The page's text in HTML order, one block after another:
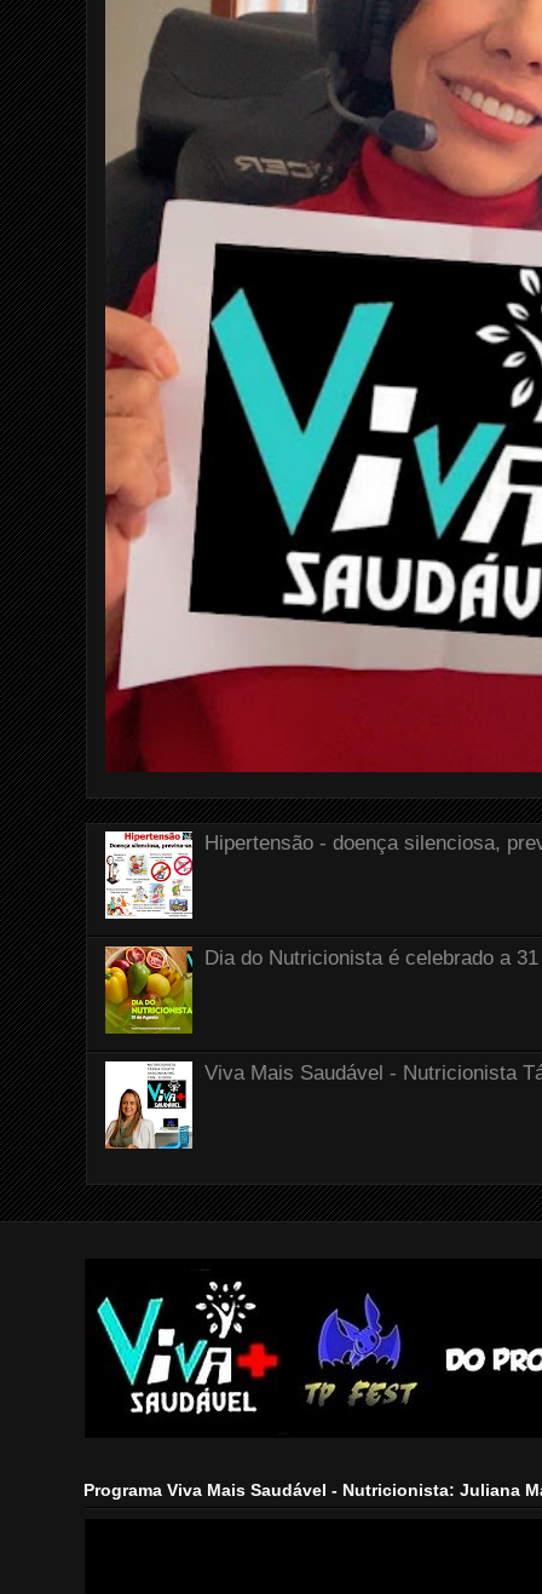
Hipertensão - doença silenciosa,
Dia do Nutricionista é celebrado a
Viva Mais Saudável - Nutricionista
Programa Viva Mais Saudável - Nutricionista: Juliana